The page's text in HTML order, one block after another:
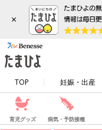
×
TOP 妊娠・出産
育児グッズ 病気・予防接種